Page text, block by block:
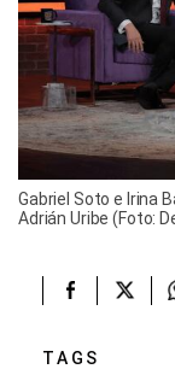
Gabriel Soto e Irina
Adrián Uribe (Foto:
TAGS